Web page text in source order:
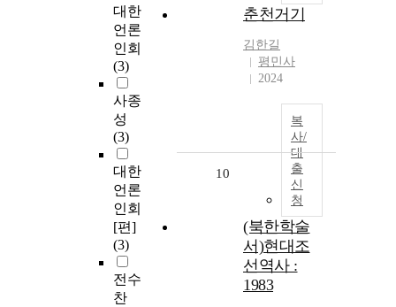
대한
언론
인회
(3)
사종
성
(3)
대한
언론
인회
[편]
(3)
전수
찬
춘천거기
김한길
평민사
2024
복
사/
대
출
신
청
10
(북한학술
서)현대조
선역사 :
1983